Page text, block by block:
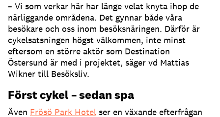
– Vi som verkar här har länge velat knyta ihop de
närliggande områdena. Det gynnar både våra
besökare och oss inom besöksnäringen. Därför är
cykelsatsningen högst välkommen, inte minst
eftersom en större aktör som Destination
Östersund är med i projektet, säger vd Mattias
Wikner till Besöksliv.
Först cykel – sedan spa
Även Frösö Park Hotel ser en växande efterfrågan